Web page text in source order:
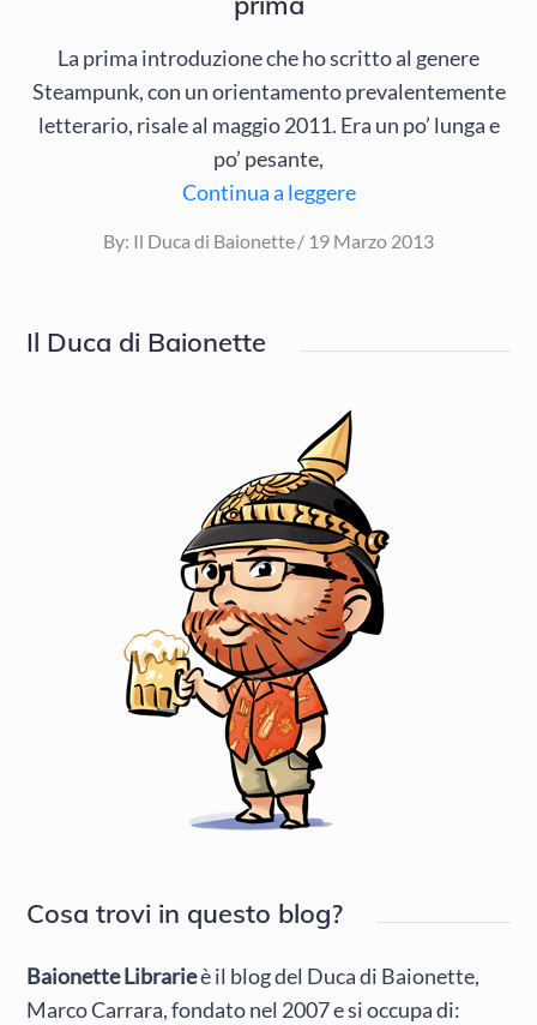
La prima introduzione che ho scritto al genere
Steampunk, con un orientamento prevalentemente
letterario, risale al maggio 2011. Era un po’ lunga e
po’ pesante,
Continua a leggere
By: Il Duca di Baionette
Posted
19 Marzo 2013
Il Duca di Baionette
Cosa trovi in questo blog?
Baionette Librarieè il blog del Duca di Baionette,
Marco Carrara, fondato nel 2007 e si occupa di: